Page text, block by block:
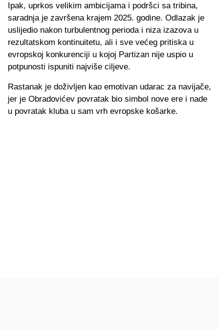
Ipak, uprkos velikim ambicijama i podršci sa tribina,
saradnja je završena krajem 2025. godine. Odlazak je
uslijedio nakon turbulentnog perioda i niza izazova u
rezultatskom kontinuitetu, ali i sve većeg pritiska u
evropskoj konkurenciji u kojoj Partizan nije uspio u
potpunosti ispuniti najviše ciljeve.
Rastanak je doživljen kao emotivan udarac za navijače,
jer je Obradovićev povratak bio simbol nove ere i nade
u povratak kluba u sam vrh evropske košarke.